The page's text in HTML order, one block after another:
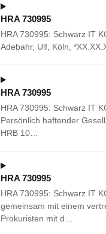
HRA 730995
HRA 730995: Schwarz IT
Adebahr, Ulf, Köln,
HRA 730995
HRA 730995: Schwarz IT
Persönlich haftender
HRB 10…
HRA 730995
HRA 730995: Schwarz IT
gemeinsam mit einem
Prokuristen mit d…